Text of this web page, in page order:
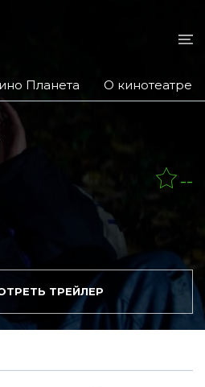
Планета О кинотеатре
--
ТРЕЙЛЕР